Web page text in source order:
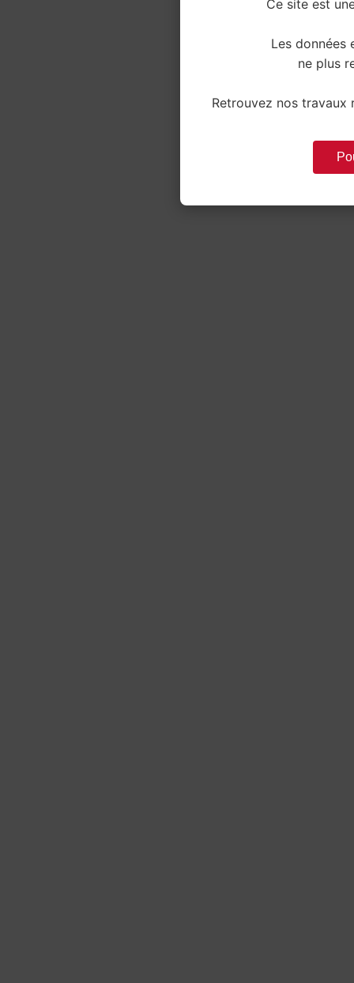
Ce site est
Les données
ne plus
Retrouvez nos